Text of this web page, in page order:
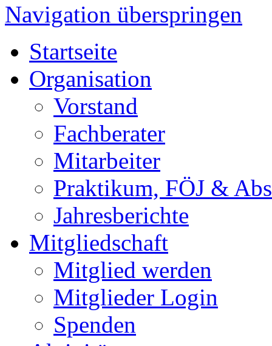
Navigation überspringen
Startseite
Organisation
Vorstand
Fachberater
Mitarbeiter
Praktikum, FÖJ &
Jahresberichte
Mitgliedschaft
Mitglied werden
Mitglieder Login
Spenden